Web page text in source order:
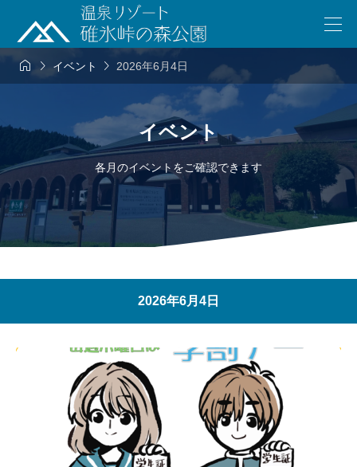
  イベント  2026年6月4日
イベント
各月のイベントをご確認できます
2026年6月4日